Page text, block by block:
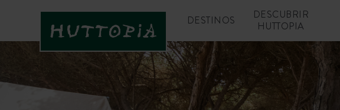
DESTINOS
DESCUBRIR
HUTTOPIA